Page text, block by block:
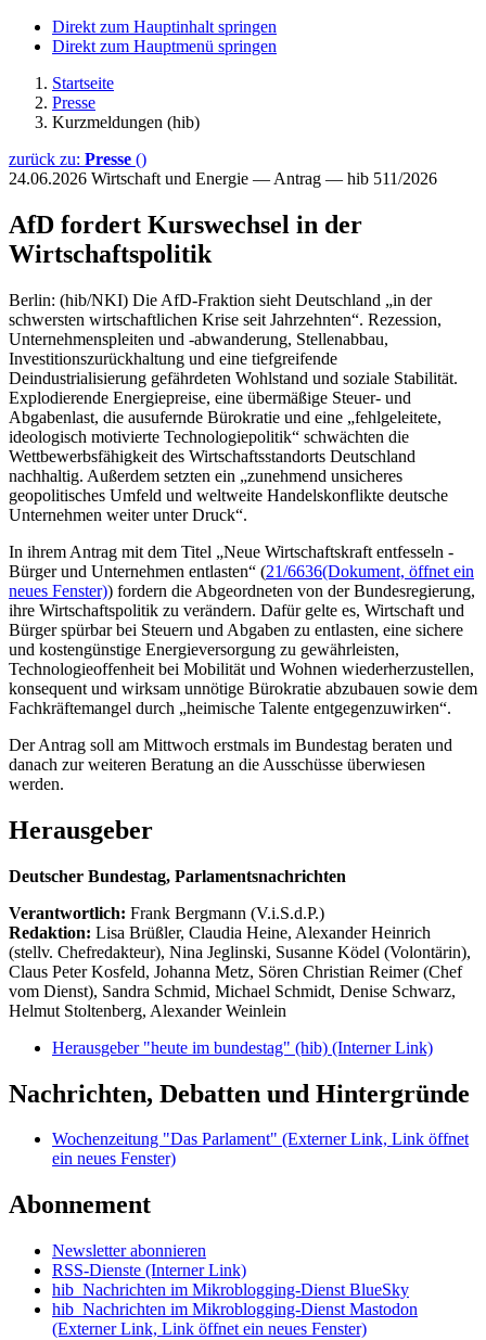
Direkt zum Hauptinhalt springen
Direkt zum Hauptmenü springen
Startseite
Presse
Kurzmeldungen (hib)
zurück zu: Presse ()
24.06.2026 Wirtschaft und Energie — Antrag — hib 511/2026
AfD fordert Kurswechsel in der
Wirtschaftspolitik
Berlin: (hib/NKI) Die AfD-Fraktion sieht Deutschland „in der
schwersten wirtschaftlichen Krise seit Jahrzehnten“. Rezession,
Unternehmenspleiten und -abwanderung, Stellenabbau,
Investitionszurückhaltung und eine tiefgreifende
Deindustrialisierung gefährdeten Wohlstand und soziale Stabilität.
Explodierende Energiepreise, eine übermäßige Steuer- und
Abgabenlast, die ausufernde Bürokratie und eine „fehlgeleitete,
ideologisch motivierte Technologiepolitik“ schwächten die
Wettbewerbsfähigkeit des Wirtschaftsstandorts Deutschland
nachhaltig. Außerdem setzten ein „zunehmend unsicheres
geopolitisches Umfeld und weltweite Handelskonflikte deutsche
Unternehmen weiter unter Druck“.
In ihrem Antrag mit dem Titel „Neue Wirtschaftskraft entfesseln -
Bürger und Unternehmen entlasten“ (21/6636(Dokument, öffnet ein
neues Fenster)) fordern die Abgeordneten von der Bundesregierung,
ihre Wirtschaftspolitik zu verändern. Dafür gelte es, Wirtschaft und
Bürger spürbar bei Steuern und Abgaben zu entlasten, eine sichere
und kostengünstige Energieversorgung zu gewährleisten,
Technologieoffenheit bei Mobilität und Wohnen wiederherzustellen,
konsequent und wirksam unnötige Bürokratie abzubauen sowie dem
Fachkräftemangel durch „heimische Talente entgegenzuwirken“.
Der Antrag soll am Mittwoch erstmals im Bundestag beraten und
danach zur weiteren Beratung an die Ausschüsse überwiesen
werden.
Herausgeber
Deutscher Bundestag, Parlamentsnachrichten
Verantwortlich: Frank Bergmann (V.i.S.d.P.)
Redaktion: Lisa Brüßler, Claudia Heine, Alexander Heinrich
(stellv. Chefredakteur), Nina Jeglinski, Susanne Ködel (Volontärin),
Claus Peter Kosfeld, Johanna Metz, Sören Christian Reimer (Chef
vom Dienst), Sandra Schmid, Michael Schmidt, Denise Schwarz,
Helmut Stoltenberg, Alexander Weinlein
Herausgeber "heute im bundestag" (hib) (Interner Link)
Nachrichten, Debatten und Hintergründe
Wochenzeitung "Das Parlament" (Externer Link, Link öffnet
ein neues Fenster)
Abonnement
Newsletter abonnieren
RSS-Dienste (Interner Link)
hib_Nachrichten im Mikroblogging-Dienst BlueSky
hib_Nachrichten im Mikroblogging-Dienst Mastodon
(Externer Link, Link öffnet ein neues Fenster)